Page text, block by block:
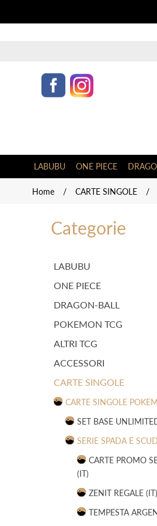
LABUBU ONE PIECE
Home / CARTE SINGOLE /
Categorie
LABUBU
ONE PIECE
DRAGON-BALL
POKEMON TCG
ALTRI TCG
ACCESSORI
CARTE SINGOLE
CARTE SINGOLE
SET BASE
SERIE SPADA E
CARTE PROMO
(IT)
ZENIT REGALE (IT)
TEMPESTA